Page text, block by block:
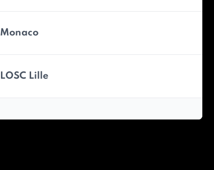
Monaco
LOSC Lille